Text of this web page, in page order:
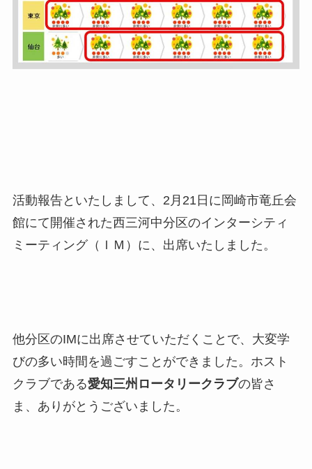
活動報告といたしまして、2月21日に岡崎市竜丘会
館にて開催された西三河中分区のインターシティ
ミーティング（ＩＭ）に、出席いたしました。
他分区のIMに出席させていただくことで、大変学
びの多い時間を過ごすことができました。ホスト
クラブである愛知三州ロータリークラブの皆さ
ま、ありがとうございました。